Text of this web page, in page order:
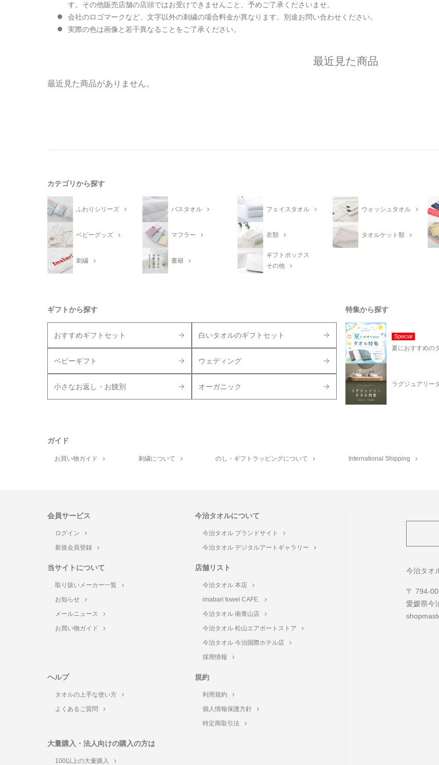
す。その他販売店舗の店頭ではお受けできませんこと、予めご了承くださいませ。
会社のロゴマークなど、文字以外の刺繍の場合料金が異なります。別途お問い合わせください。
実際の色は画像と若干異なることをご了承ください。
最近見た商品
最近見た商品がありません。
カテゴリから探す
ふわりシリーズ バスタオル フェイスタオル ウォッシュタオル
ベビーグッズ マフラー 衣類 タオルケット類
刺繍 書籍
ギフトボックス
その他
ギフトから探す
おすすめギフトセット 白いタオルのギフトセット
ベビーギフト ウェディング
小さなお返し・お餞別 オーガニック
特集から探す
Special
夏におすすめの
ラグジュアリー
ガイド
お買い物ガイド 刺繍について のし・ギフトラッピングについて International Shipping
会員サービス
ログイン
新規会員登録
今治タオルについて
今治タオル ブランドサイト
今治タオル デジタルアートギャラリー
当サイトについて
取り扱いメーカー一覧
お知らせ
メールニュース
お買い物ガイド
店舗リスト
今治タオル 本店
imabari towel CAFE
今治タオル 南青山店
今治タオル 松山エアポートストア
今治タオル 今治国際ホテル店
採用情報
ヘルプ
タオルの上手な使い方
よくあるご質問
規約
利用規約
個人情報保護方針
特定商取引法
大量購入・法人向けの購入の方は
100以上の大量購入
今治タオ
〒 794-
愛媛県今